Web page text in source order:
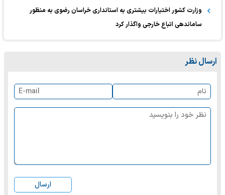
وزارت کشور اختیارات بیشتری به استانداری خراسان رضوی به منظور
ساماندهی اتباع خارجی واگذار کرد
ارسال نظر
ارسال